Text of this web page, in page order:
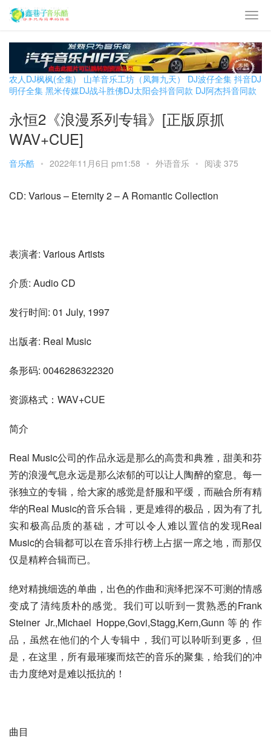
农人DJ枫枫(全集) 山羊音乐工坊（凤舞九天） DJ波仔全集 抖音DJ
明仔全集 黑米传媒DJ战斗胜佛DJ太阳会抖音同款 DJ阿杰抖音同款
永恒2《浪漫系列专辑》[正版原抓
WAV+CUE]
音乐酷 • 2022年11月6日 pm1:58 • 外语音乐 • 阅读 375
CD: Various – Eternity 2 – A Romantic Collection
表演者: Various Artists
介质: Audio CD
发行时间: 01 July, 1997
出版者: Real Music
条形码: 0046286322320
资源格式：WAV+CUE
简介
Real Music公司的作品永远是那么的高贵和典雅，甜美和芬
芳的浪漫气息永远是那么浓郁的可以让人陶醉的窒息。每一
张独立的专辑，给大家的感觉是舒服和平缓，而融合所有精
华的Real Music的音乐合辑，更是难得的极品，因为有了扎
实和极高品质的基础，才可以令人难以置信的发现Real
Music的合辑都可以在音乐排行榜上占据一席之地，而那仅
仅是精粹合辑而已。
绝对精挑细选的单曲，出色的作曲和演绎把深不可测的情感
变成了清纯质朴的感觉。我们可以听到一贯熟悉的Frank
Steiner Jr.,Michael Hoppe,Govi,Stagg,Kern,Gunn等的作
品，虽然在他们的个人专辑中，我们可以聆听到更多，但
是，在这里，所有最璀璨而炫芒的音乐的聚集，给我们的冲
击力度绝对是难以抵抗的！
曲目